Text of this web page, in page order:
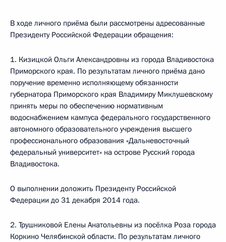
В ходе личного приёма были рассмотрены адресованные
Президенту Российской Федерации обращения:
1. Кизицкой Ольги Александровны из города Владивостока
Приморского края. По результатам личного приёма дано
поручение временно исполняющему обязанности
губернатора Приморского края Владимиру Миклушевскому
принять меры по обеспечению нормативным
водоснабжением кампуса федерального государственного
автономного образовательного учреждения высшего
профессионального образования «Дальневосточный
федеральный университет» на острове Русский города
Владивостока.
О выполнении доложить Президенту Российской
Федерации до 31 декабря 2014 года.
2. Трушниковой Елены Анатольевны из посёлка Роза города
Коркино Челябинской области. По результатам личного